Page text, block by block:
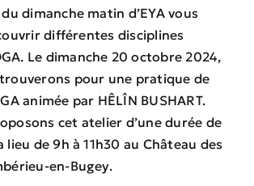
dimanche matin d’EYA vous
différentes disciplines
Le dimanche 20 octobre 2024,
pour une pratique de
animée par HÊLÎN BUSHART.
cet atelier d’une durée de
lieu de 9h à 11h30 au Château des
en-Bugey.